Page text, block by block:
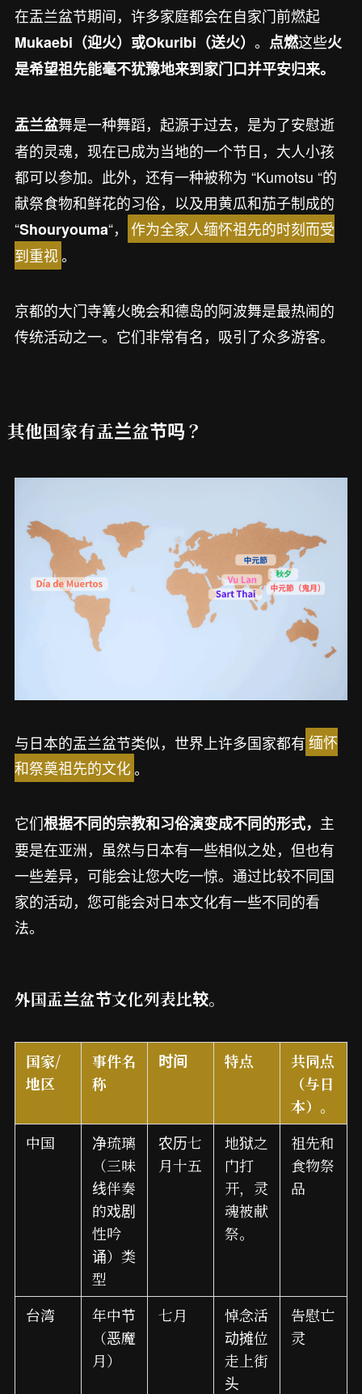
在盂兰盆节期间，许多家庭都会在自家门前燃起
Mukaebi（迎火）或Okuribi（送火） 。 点燃这些火
是希望祖先能毫不犹豫地来到家门口并平安归来。
盂兰盆舞是一种舞蹈，起源于过去，是为了安慰逝
者的灵魂，现在已成为当地的一个节日，大人小孩
都可以参加。此外，还有一种被称为 “Kumotsu “的
献祭食物和鲜花的习俗，以及用黄瓜和茄子制成的
“Shouryouma“，
作为全家人缅怀祖先的时刻而受
到重视。
京都的大门寺篝火晚会和德岛的阿波舞是最热闹的
传统活动之一。它们非常有名，吸引了众多游客。
其他国家有盂兰盆节吗？
与日本的盂兰盆节类似，世界上许多国家都有 缅怀
和祭奠祖先的文化。
它们根据不同的宗教和习俗演变成不同的形式， 主
要是在亚洲，虽然与日本有一些相似之处，但也有
一些差异，可能会让您大吃一惊。通过比较不同国
家的活动，您可能会对日本文化有一些不同的看
法。
外国盂兰盆节文化列表比较。
国家/
地区
事件名
称
时间 特点
共同点
（与日
本）。
中国
净琉璃
（三味
线伴奏
的戏剧
性吟
诵）类
型
农历七
月十五
地狱之
门打
开，灵
魂被献
祭。
祖先和
食物祭
品
台湾
年中节
（恶魔
月）
七月
悼念活
动摊位
走上街
头
告慰亡
灵